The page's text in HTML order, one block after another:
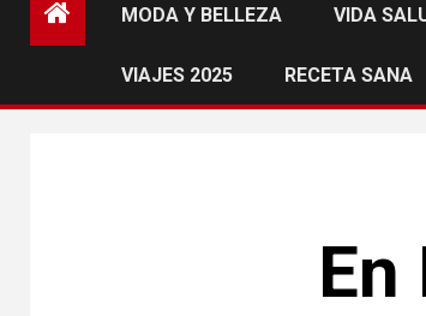
MODA Y BELLEZA VIDA
VIAJES 2025 RECETA SANA